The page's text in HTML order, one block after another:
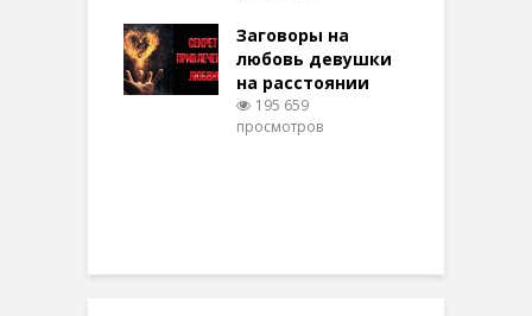
Заговоры на
любовь девушки
на расстоянии
195 659
просмотров